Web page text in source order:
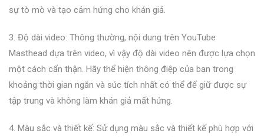
sự tò mò và tạo cảm hứng cho khán giả.
3. Độ dài video: Thông thường, nội dung trên YouTube
Masthead dựa trên video, vì vậy độ dài video nên được lựa chọn
một cách cẩn thận. Hãy thể hiện thông điệp của bạn trong
khoảng thời gian ngắn và súc tích nhất có thể để giữ được sự
tập trung và không làm khán giả mất hứng.
4. Màu sắc và thiết kế: Sử dụng màu sắc và thiết kế phù hợp với